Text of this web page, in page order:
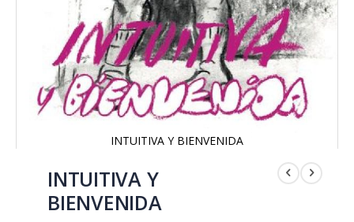
INTUITIVA Y BIENVENIDA
comienzoINTUITIVA Y
BIENVENIDA